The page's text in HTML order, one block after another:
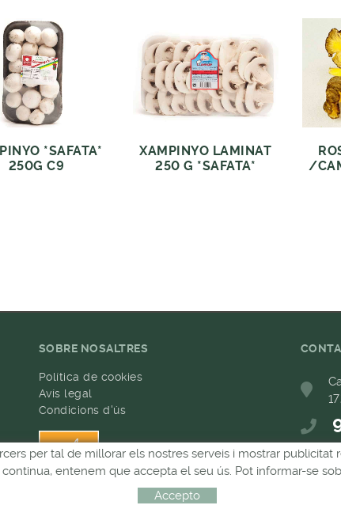
*SAFATA*
250G C9
XAMPINYO LAMINAT
250 G *SAFATA*
/
SOBRE NOSALTRES
Política de cookies
Avís legal
Condicions d'ús
per tal de millorar els nostres serveis i mostrar
entenem que accepta el seu ús. Pot informar-se
Accepto